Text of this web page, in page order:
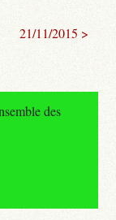
21/11/2015 >
des